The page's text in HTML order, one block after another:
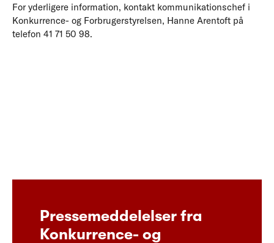
For yderligere information, kontakt kommunikationschef i
Konkurrence- og Forbrugerstyrelsen, Hanne Arentoft på
telefon 41 71 50 98.
Pressemeddelelser fra
Konkurrence- og